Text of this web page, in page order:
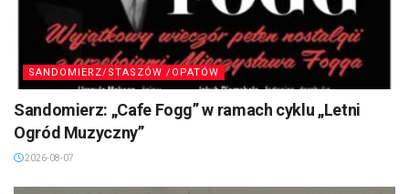
SANDOMIERZ/STASZÓW /OPATÓW
Sandomierz: „Cafe Fogg” w ramach cyklu „Letni
Ogród Muzyczny”
2026-08-07